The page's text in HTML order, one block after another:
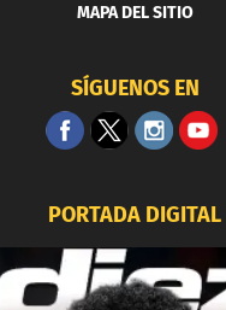
MAPA DEL SITIO
SÍGUENOS EN
PORTADA DIGITAL